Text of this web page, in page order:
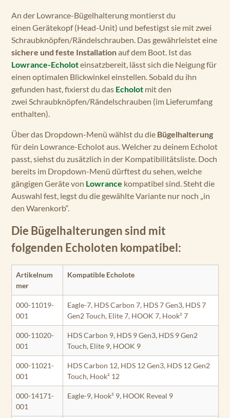
An der Lowrance-Bügelhalterung montierst du
einen Gerätekopf (Head-Unit) und befestigst sie mit zwei
Schraubknöpfen/Rändelschrauben. Das gewährleistet eine
sichere und feste Installationauf dem Boot. Ist das
Lowrance-Echoloteinsatzbereit, lässt sich die Neigung für
einen optimalen Blickwinkel einstellen. Sobald du ihn
gefunden hast, fixierst du das Echolot mit den
zwei Schraubknöpfen/Rändelschrauben (im Lieferumfang
enthalten).
Über das Dropdown-Menü wählst du die Bügelhalterung
für dein Lowrance-Echolot aus. Welcher zu deinem Echolot
passt, siehst du zusätzlich in der Kompatibilitätsliste. Doch
bereits im Dropdown-Menü dürftest du sehen, welche
gängigen Geräte von Lowrance kompatibel sind. Steht die
Auswahl fest, legst du die gewählte Variante nur noch „in
den Warenkorb“.
Die Bügelhalterungen sind mit
folgenden Echoloten kompatibel:
Artikelnum
mer
Kompatible Echolote
000-11019-
001
Eagle-7, HDS Carbon 7, HDS 7 Gen3, HDS 7
Gen2 Touch, Elite 7, HOOK 7, Hook² 7
000-11020-
001
HDS Carbon 9, HDS 9 Gen3, HDS 9 Gen2
Touch, Elite 9, HOOK 9
000-11021-
001
HDS Carbon 12, HDS 12 Gen3, HDS 12 Gen2
Touch, Hook² 12
000-14171-
001
Eagle-9, Hook² 9, HOOK Reveal 9